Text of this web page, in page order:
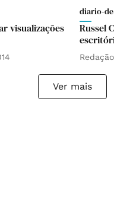
visualizações
diario-
Russel
Ver mais